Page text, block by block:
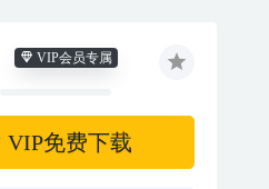
VIP会员专属
VIP免费下载